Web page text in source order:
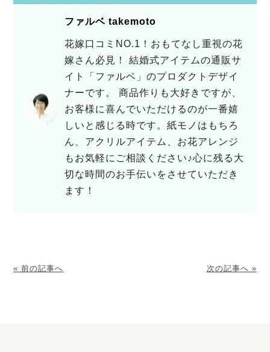
ファルベ takemoto
花嫁口コミNO.1！おもてなし重視の花
嫁さん必見！ 結婚式アイテムの通販サ
イト「ファルベ」のプロダクトデザイ
ナーです。 商品作りも大好きですが、
お客様に喜んでいただけるのが一番嬉
しいと感じる時です。紙モノはもちろ
ん、アクリルアイテム、お花アレンジ
もお気軽にご相談ください♪心に残る大
切な時間のお手伝いをさせていただき
ます！
« 前の記事へ 次の記事へ »